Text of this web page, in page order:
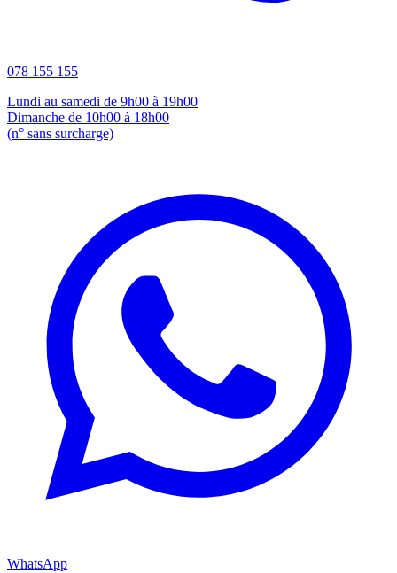
078 155 155
Lundi au samedi de 9h00 à 19h00
Dimanche de 10h00 à 18h00
(n° sans surcharge)
WhatsApp